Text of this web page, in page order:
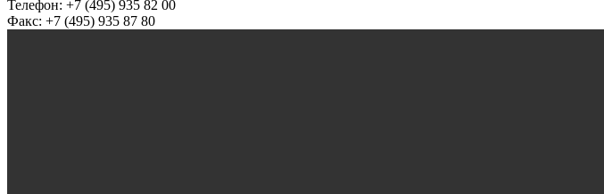
Телефон: +7 (495) 935 82 00
Факс: +7 (495) 935 87 80